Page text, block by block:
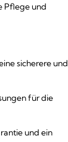
Pflege und
sicherere und
für die
und ein